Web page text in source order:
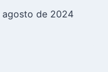
agosto de 2024